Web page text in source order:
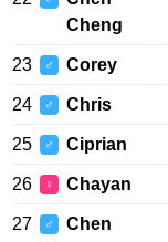
Cheng
23 ♂ Corey
24 ♂ Chris
25 ♂ Ciprian
26 ♀ Chayan
27 ♂ Chen